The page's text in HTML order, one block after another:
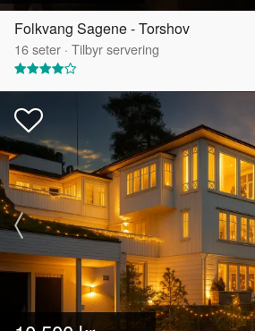
Folkvang Sagene - Torshov
16seter · Tilbyr servering